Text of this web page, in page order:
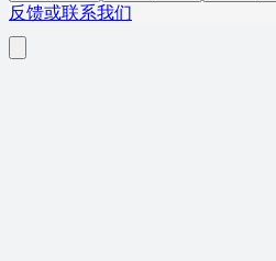
反馈或联系我们